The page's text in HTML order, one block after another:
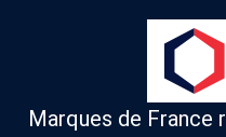
Marques de France